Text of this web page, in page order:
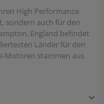
High Performance
sondern auch für den
England befindet
Länder für den
Motoren stammen aus